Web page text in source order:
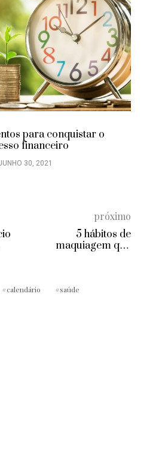
para conquistar o
financeiro
30, 2021
próximo
5 hábitos de
maquiagem que
calendário saúde